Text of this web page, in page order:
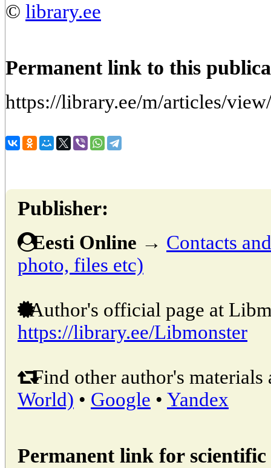
© library.ee
Permanent link to this
https://library.ee/m/articles/
Publisher:
Eesti Online → Contacts
photo, files etc)
Author's official page at
https://library.ee/Libmonster
Find other author's materials
World) • Google • Yandex
Permanent link for